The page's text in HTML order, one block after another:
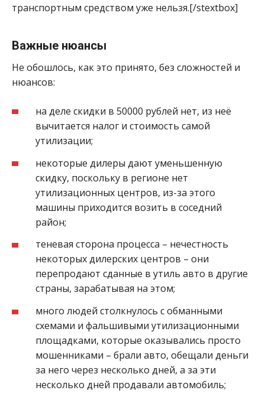
транспортным средством уже нельзя.[/stextbox]
Важные нюансы
Не обошлось, как это принято, без сложностей и
нюансов:
на деле скидки в 50000 рублей нет, из неё
вычитается налог и стоимость самой
утилизации;
некоторые дилеры дают уменьшенную
скидку, поскольку в регионе нет
утилизационных центров, из-за этого
машины приходится возить в соседний
район;
теневая сторона процесса – нечестность
некоторых дилерских центров – они
перепродают сданные в утиль авто в другие
страны, зарабатывая на этом;
много людей столкнулось с обманными
схемами и фальшивыми утилизационными
площадками, которые оказывались просто
мошенниками – брали авто, обещали деньги
за него через несколько дней, а за эти
несколько дней продавали автомобиль;